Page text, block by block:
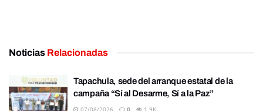
Noticias Relacionadas
Tapachula, sede del arranque estatal de la
campaña “Sí al Desarme, Sí a la Paz”
07/08/2026 0 1.9K